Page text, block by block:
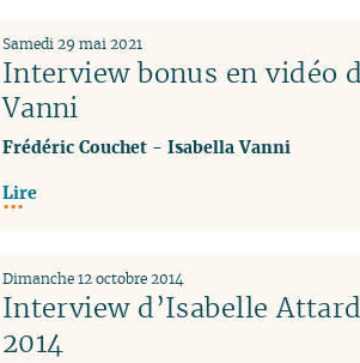
Interview bonus en vidéo
Vanni
Samedi 29 mai 2021
Frédéric Couchet- Isabella Vanni
Lire
Interview d’Isabelle
2014
Dimanche 12 octobre 2014